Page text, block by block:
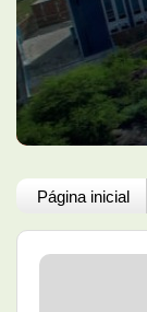
Página inicial